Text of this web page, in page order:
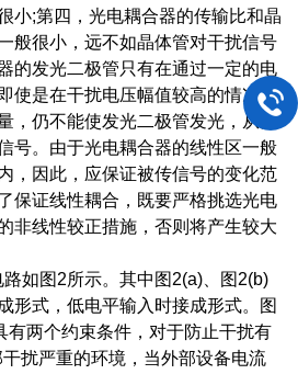
小;第四，光电耦合器的传输比和晶
般很小，远不如晶体管对干扰信号
的发光二极管只有在通过一定的电
使是在干扰电压幅值较高的情况
，仍不能使发光二极管发光，从而
号。由于光电耦合器的线性区一般
，因此，应保证被传信号的变化范
保证线性耦合，既要严格挑选光电
非线性较正措施，否则将产生较大
如图2所示。其中图2(a)、图2(b)
形式，低电平输入时接成形式。图
有两个约束条件，对于防止干扰有
扰严重的环境，当外部设备电流